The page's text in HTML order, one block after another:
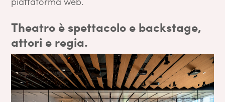
Theatro è spettacolo e backstage,
attori e regia.